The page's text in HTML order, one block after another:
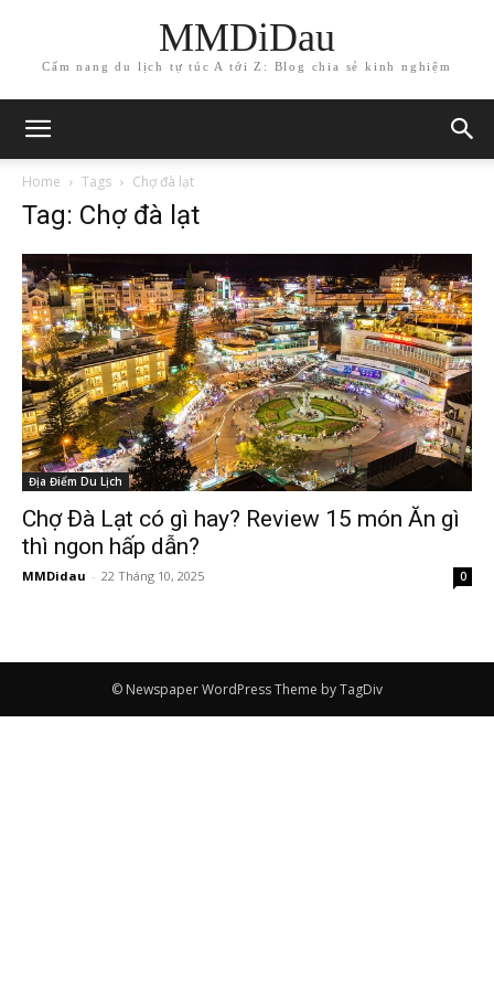
MMDiDau
Cẩm nang du lịch tự túc A tới Z: Blog chia sẻ kinh nghiệm
Home Tags Chợ đà lạt
Tag: Chợ đà lạt
Địa Điểm Du Lịch
Chợ Đà Lạt có gì hay? Review 15 món Ăn gì
thì ngon hấp dẫn?
MMDidau - 22 Tháng 10, 2025 0
© Newspaper WordPress Theme by TagDiv